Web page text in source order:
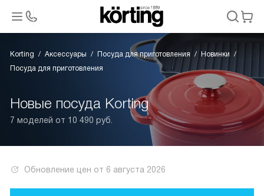
Korting Аксессуары Посуда для приготовления
Новинки
Посуда для приготовления
Новые посуда Korting
7 моделей от 10 490 руб.
Обновление цен от 6 августа 2026